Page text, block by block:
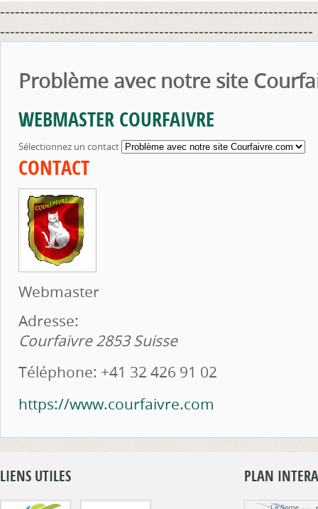
---------------------------------------------------------------
Problème avec notre site
WEBMASTER COURFAIVRE
Sélectionnez un contact
CONTACT
Webmaster
Adresse:
Courfaivre2853Suisse
Téléphone: +41 32 426 91 02
https://www.courfaivre.com
LIENS UTILES PLAN